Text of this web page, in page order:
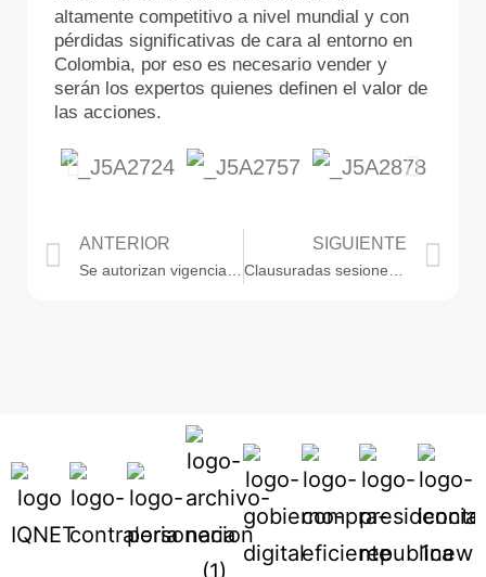
altamente competitivo a nivel mundial y con
pérdidas significativas de cara al entorno en
Colombia, por eso es necesario vender y
serán los expertos quienes definen el valor de
las acciones.
ANTERIOR SIGUIENTE